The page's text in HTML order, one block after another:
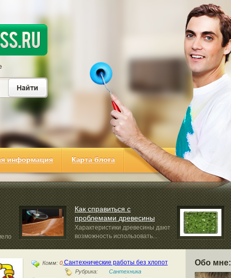
информация Карта блога
Как справиться с
проблемами древесины
Характеристики древесины дают
возможность использовать...
заменой...
Обо мне:
Сантехнические работы без хлопот
Комм: 0,
Рубрика:
Сантехника